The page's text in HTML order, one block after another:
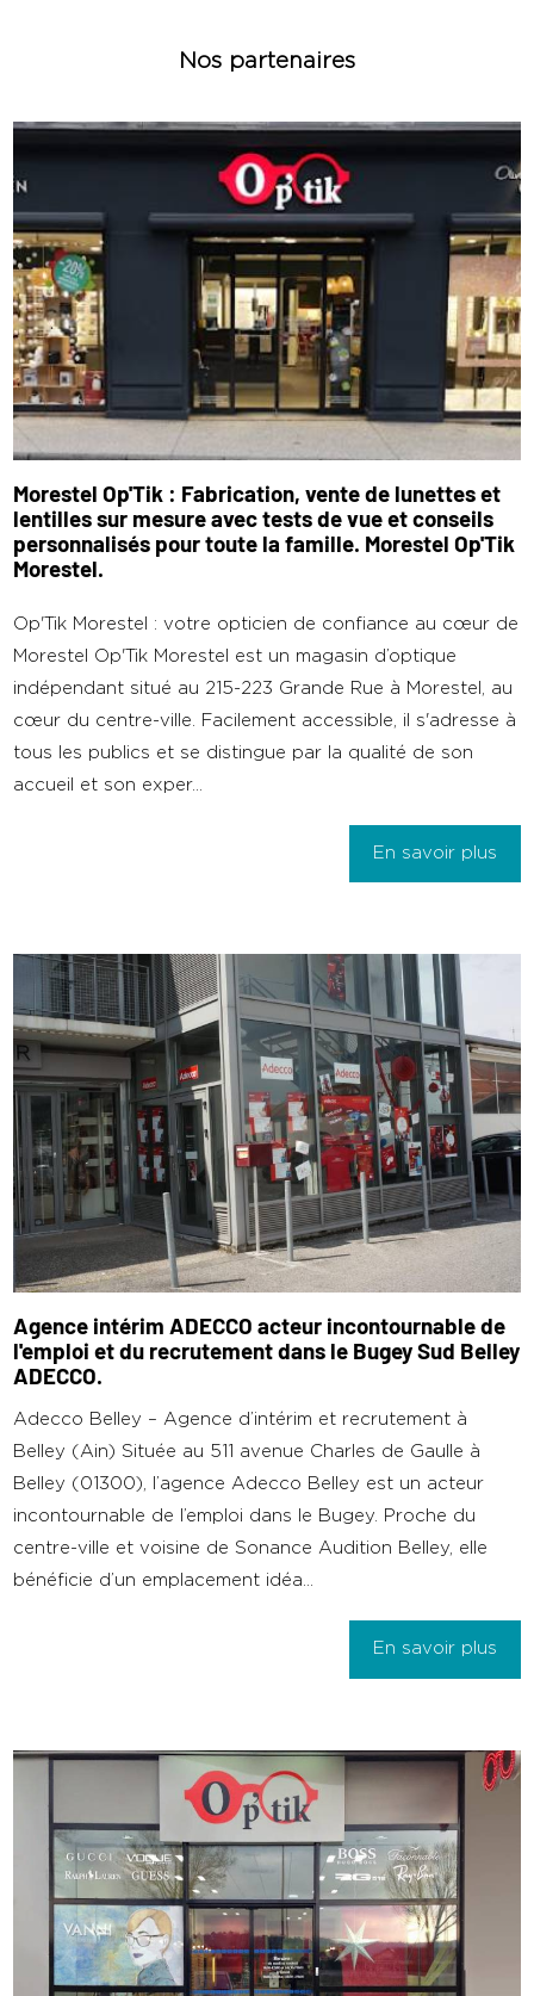
Nos partenaires
Morestel Op'Tik : Fabrication, vente de lunettes et
lentilles sur mesure avec tests de vue et conseils
personnalisés pour toute la famille. Morestel Op'Tik
Morestel.
Op'Tik Morestel : votre opticien de confiance au cœur de
Morestel Op'Tik Morestel est un magasin d’optique
indépendant situé au 215-223 Grande Rue à Morestel, au
cœur du centre-ville. Facilement accessible, il s'adresse à
tous les publics et se distingue par la qualité de son
accueil et son exper...
En savoir plus
Agence intérim ADECCO acteur incontournable de
l'emploi et du recrutement dans le Bugey Sud Belley
ADECCO.
Adecco Belley – Agence d’intérim et recrutement à
Belley (Ain) Située au 511 avenue Charles de Gaulle à
Belley (01300), l’agence Adecco Belley est un acteur
incontournable de l’emploi dans le Bugey. Proche du
centre-ville et voisine de Sonance Audition Belley, elle
bénéficie d’un emplacement idéa...
En savoir plus